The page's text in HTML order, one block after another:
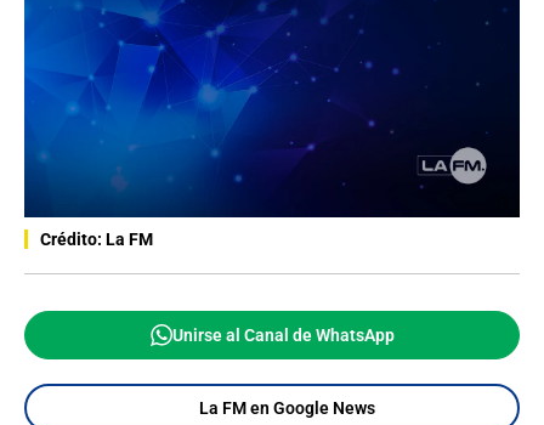
Crédito: La FM
Unirse al Canal de WhatsApp
La FM en Google News